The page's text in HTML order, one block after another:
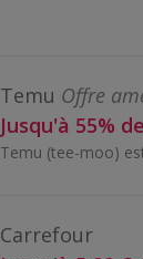
Temu Offre
Jusqu'à 55%
Carrefour